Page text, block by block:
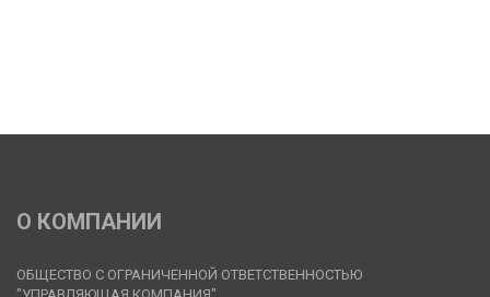
О КОМПАНИИ
ОБЩЕСТВО С ОГРАНИЧЕННОЙ ОТВЕТСТВЕННОСТЬЮ